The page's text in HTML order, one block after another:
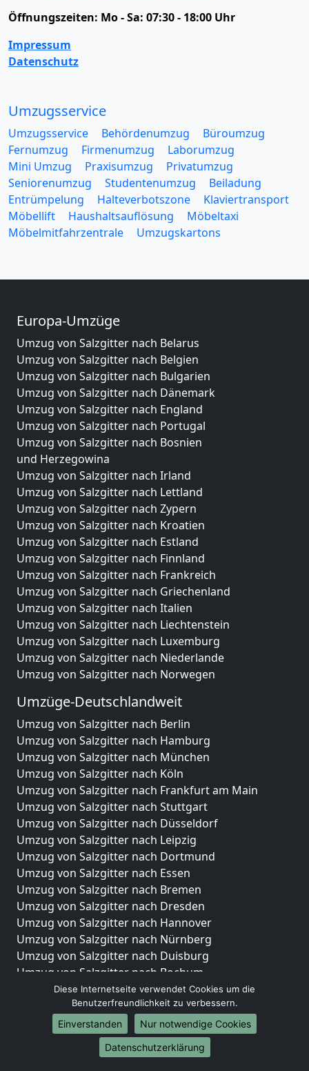
Öffnungszeiten: Mo - Sa: 07:30 - 18:00 Uhr
Impressum
Datenschutz
Umzugsservice
Umzugsservice Behördenumzug
Büroumzug
Fernumzug
Firmenumzug
Laborumzug
Mini Umzug
Praxisumzug
Privatumzug
Seniorenumzug
Studentenumzug
Beiladung
Entrümpelung
Halteverbotszone
Klaviertransport
Möbellift
Haushaltsauflösung
Möbeltaxi
Möbelmitfahrzentrale
Umzugskartons
Europa-Umzüge
Umzug von Salzgitter nach Belarus
Umzug von Salzgitter nach Belgien
Umzug von Salzgitter nach Bulgarien
Umzug von Salzgitter nach Dänemark
Umzug von Salzgitter nach England
Umzug von Salzgitter nach Portugal
Umzug von Salzgitter nach Bosnien
und Herzegowina
Umzug von Salzgitter nach Irland
Umzug von Salzgitter nach Lettland
Umzug von Salzgitter nach Zypern
Umzug von Salzgitter nach Kroatien
Umzug von Salzgitter nach Estland
Umzug von Salzgitter nach Finnland
Umzug von Salzgitter nach Frankreich
Umzug von Salzgitter nach Griechenland
Umzug von Salzgitter nach Italien
Umzug von Salzgitter nach Liechtenstein
Umzug von Salzgitter nach Luxemburg
Umzug von Salzgitter nach Niederlande
Umzug von Salzgitter nach Norwegen
Umzüge-Deutschlandweit
Umzug von Salzgitter nach Berlin
Umzug von Salzgitter nach Hamburg
Umzug von Salzgitter nach München
Umzug von Salzgitter nach Köln
Umzug von Salzgitter nach Frankfurt am Main
Umzug von Salzgitter nach Stuttgart
Umzug von Salzgitter nach Düsseldorf
Umzug von Salzgitter nach Leipzig
Umzug von Salzgitter nach Dortmund
Umzug von Salzgitter nach Essen
Umzug von Salzgitter nach Bremen
Umzug von Salzgitter nach Dresden
Umzug von Salzgitter nach Hannover
Umzug von Salzgitter nach Nürnberg
Umzug von Salzgitter nach Duisburg
Umzug von Salzgitter nach Bochum
Umzug von Salzgitter nach Wuppertal
Umzug von Salzgitter nach Bielefeld
Umzug von Salzgitter nach Bonn
Umzug von Salzgitter nach Münster
Diese Internetseite verwendet Cookies um die
Benutzerfreundlichkeit zu verbessern.
Einverstanden
Nur notwendige Cookies
Datenschutzerklärung